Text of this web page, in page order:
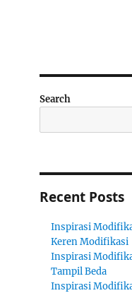
Search
Recent Posts
Inspirasi
Keren Modifikasi
Inspirasi
Tampil Beda
Inspirasi